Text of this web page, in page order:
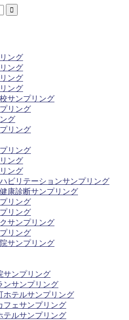
ング
ング
ング
ング
サンプリング
リング
グ
リング
リング
ング
ング
ビリテーションサンプリング
康診断サンプリング
リング
リング
サンプリング
リング
サンプリング
サンプリング
ンサンプリング
ホテルサンプリング
フェサンプリング
テルサンプリング